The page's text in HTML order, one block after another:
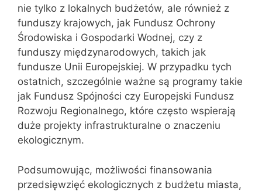
nie tylko z lokalnych budżetów, ale również z
funduszy krajowych, jak Fundusz Ochrony
Środowiska i Gospodarki Wodnej, czy z
funduszy międzynarodowych, takich jak
fundusze Unii Europejskiej. W przypadku tych
ostatnich, szczególnie ważne są programy takie
jak Fundusz Spójności czy Europejski Fundusz
Rozwoju Regionalnego, które często wspierają
duże projekty infrastrukturalne o znaczeniu
ekologicznym.
Podsumowując, możliwości finansowania
przedsięwzięć ekologicznych z budżetu miasta,